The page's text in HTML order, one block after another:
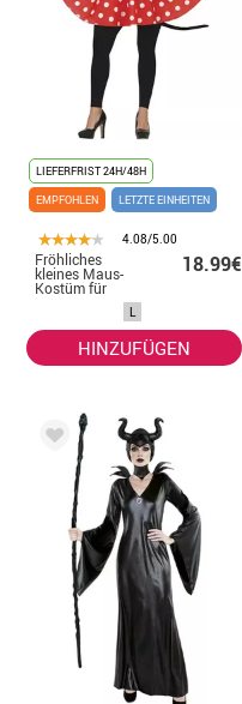
LIEFERFRIST 24H/48H
EMPFOHLEN
LETZTE EINHEITEN
4.08/5.00
Fröhliches
kleines Maus-
Kostüm für
18.99€
L
HINZUFÜGEN